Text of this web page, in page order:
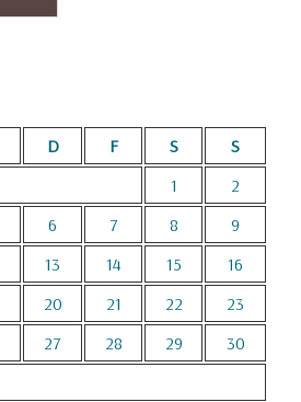
D F S
S
1
2
6 7 8
9
13 14 15
16
20 21 22
23
27 28 29
30